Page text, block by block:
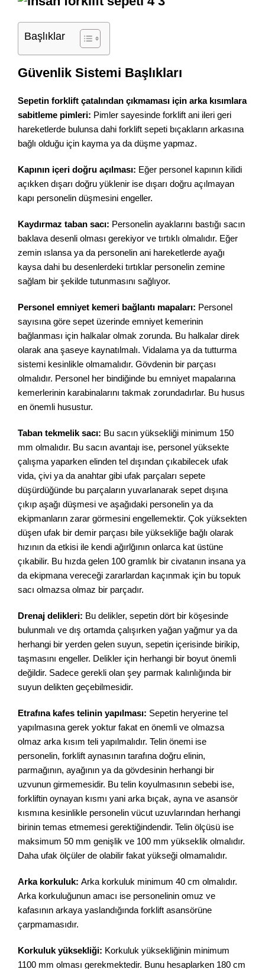
Başlıklar
Güvenlik Sistemi Başlıkları
Sepetin forklift çatalından çıkmaması için arka kısımlara
sabitleme pimleri: Pimler sayesinde forklift ani ileri geri
hareketlerde bulunsa dahi forklift sepeti bıçakların arkasına
bağlı olduğu için kayma ya da düşme yapmaz.
Kapının içeri doğru açılması: Eğer personel kapının kilidi
açıkken dışarı doğru yüklenir ise dışarı doğru açılmayan
kapı personelin düşmesini engeller.
Kaydırmaz taban sacı: Personelin ayaklarını bastığı sacın
baklava desenli olması gerekiyor ve tırtıklı olmalıdır. Eğer
zemin ıslansa ya da personelin ani hareketlerde ayağı
kaysa dahi bu desenlerdeki tırtıklar personelin zemine
sağlam bir şekilde tutunmasını sağlıyor.
Personel emniyet kemeri bağlantı mapaları: Personel
sayısına göre sepet üzerinde emniyet kemerinin
bağlanması için halkalar olmak zorunda. Bu halkalar direk
olarak ana şaseye kaynatılmalı. Vidalama ya da tutturma
sistemi kesinlikle olmamalıdır. Gövdenin bir parçası
olmalıdır. Personel her bindiğinde bu emniyet mapalarına
kemerlerinin karabinalarını takmak zorundadırlar. Bu husus
en önemli husustur.
Taban tekmelik sacı: Bu sacın yüksekliği minimum 150
mm olmalıdır. Bu sacın avantajı ise, personel yüksekte
çalışma yaparken elinden tel dışından çıkabilecek ufak
vida, çivi ya da anahtar gibi ufak parçaları sepete
düşürdüğünde bu parçaların yuvarlanarak sepet dışına
çıkıp aşağı düşmesi ve aşağıdaki personelin ya da
ekipmanların zarar görmesini engellemektir. Çok yüksekten
düşen ufak bir demir parçası bile yüksekliğe bağlı olarak
hızının da etkisi ile kendi ağırlğının onlarca kat üstüne
çıkabilir. Bu hızda gelen 100 gramlık bir civatanın insana ya
da ekipmana vereceği zararlardan kaçınmak için bu topuk
sacı olmazsa olmaz bir parçadır.
Drenaj delikleri: Bu delikler, sepetin dört bir köşesinde
bulunmalı ve dış ortamda çalışırken yağan yağmur ya da
herhangi bir yerden gelen suyun, sepetin içerisinde birikip,
taşmasını engeller. Delikler için herhangi bir boyut önemli
değildir. Sadece gerekli olan şey parmak kalınlığında bir
suyun delikten geçebilmesidir.
Etrafına kafes telinin yapılması: Sepetin heryerine tel
yapılmasına gerek yoktur fakat en önemli ve olmazsa
olmaz arka kısım teli yapılmalıdır. Telin önemi ise
personelin, forklift aynasının tarafına doğru elinin,
parmağının, ayağının ya da gövdesinin herhangi bir
uzvunun girmemesidir. Bu telin koyulmasının sebebi ise,
forkliftin oynayan kısmı yani arka bıçak, ayna ve asansör
kısmına kesinlikle personelin vücut uzuvlarından herhangi
birinin temas etmemesi gerektiğindendir. Telin ölçüsü ise
maksimum 50 mm genişlik ve 100 mm yükseklik olmalıdır.
Daha ufak ölçüler de olabilir fakat yükseği olmamalıdır.
Arka korkuluk: Arka korkuluk minimum 40 cm olmalıdır.
Arka korkuluğunun amacı ise personelinin omuz ve
kafasının arkaya yaslandığında forklift asansörüne
çarpmamasıdır.
Korkuluk yüksekliği: Korkuluk yüksekliğinin minimum
1100 mm olması gerekmektedir. Bunu hesaplarken 180 cm